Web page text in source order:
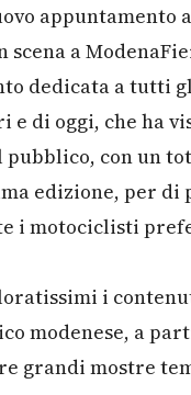
appuntamento
a
dedicata a tutti
di oggi, che ha
con un
edizione, per
i motociclisti
i
modenese, a
grandi mostre